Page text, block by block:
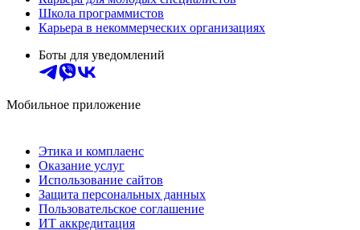
Школа программистов
Карьера в некоммерческих организациях
Боты для уведомлений
Мобильное приложение
Этика и комплаенс
Оказание услуг
Использование сайтов
Защита персональных данных
Пользовательское соглашение
ИТ аккредитация